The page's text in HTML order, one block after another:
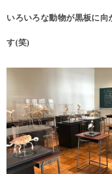
いろいろな動物が黒板に
す(笑)